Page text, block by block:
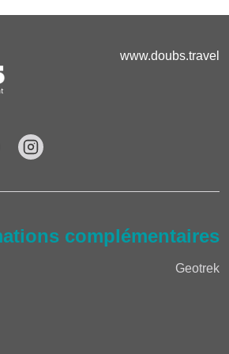
www.doubs.travel
complémentaires
Geotrek